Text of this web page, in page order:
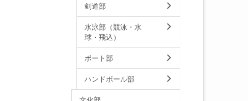
剣道部
水泳部（競泳・水
球・飛込）
ボート部
ハンドボール部